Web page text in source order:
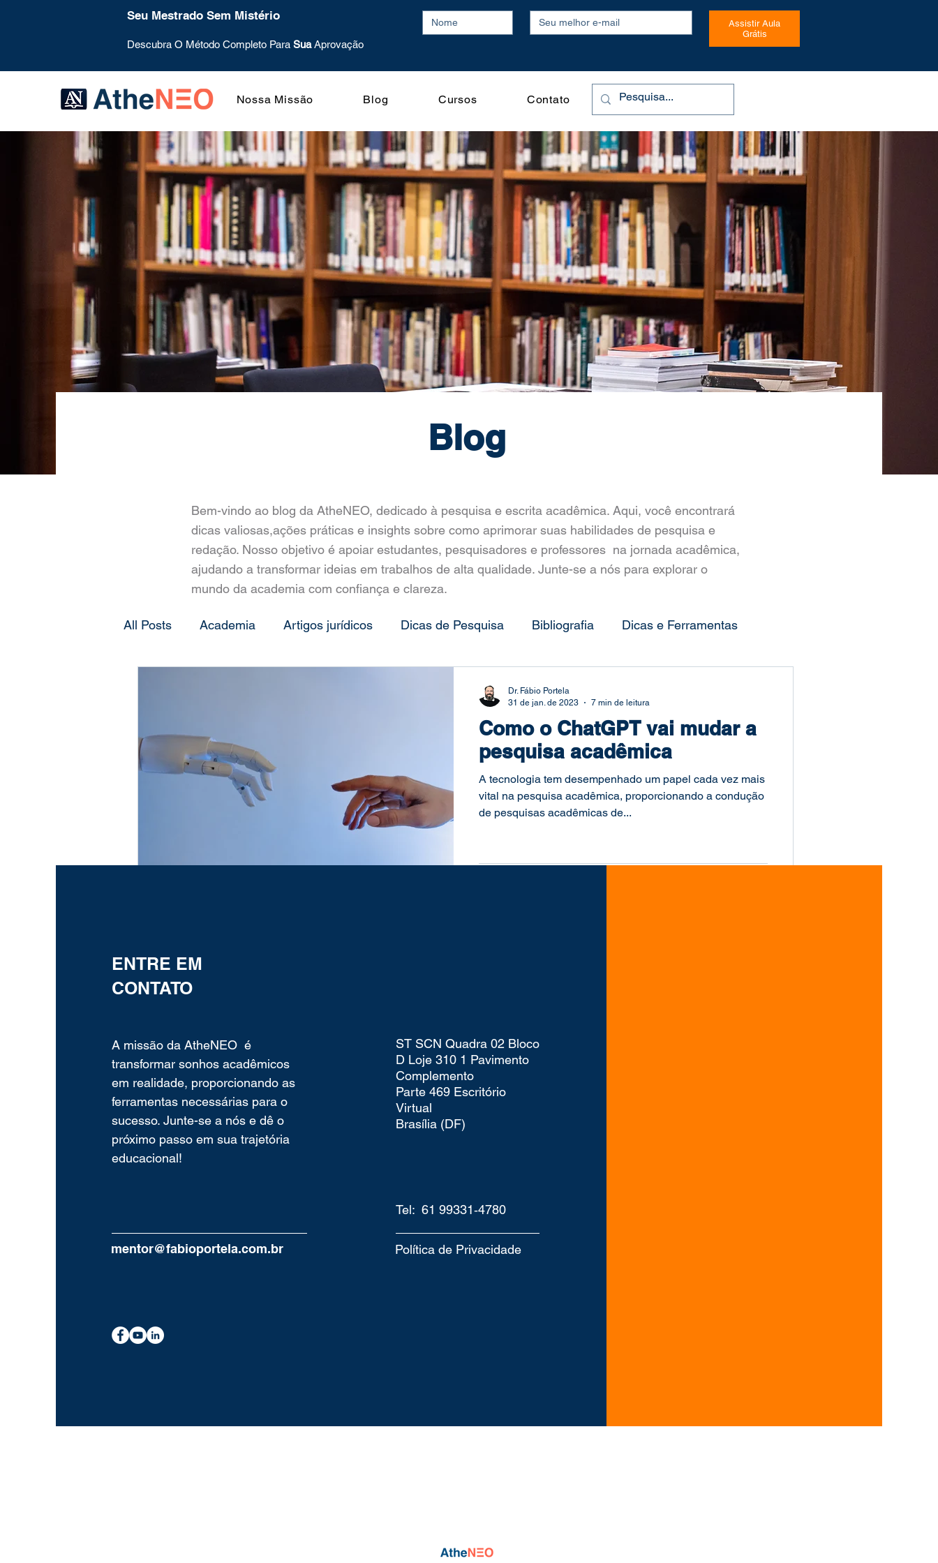
Seu Mestrado Sem Mistério
Descubra O Método Completo Para SuaAprovação
Assistir Aula
Grátis
Nossa Missão Blog Cursos Contato
Blog
Bem-vindo ao blog da AtheNEO, dedicado à pesquisa e escrita acadêmica. Aqui, você encontrará
dicas valiosas,ações práticas e insights sobre como aprimorar suas habilidades de pesquisa e
redação. Nosso objetivo é apoiar estudantes, pesquisadores e professores na jornada acadêmica,
ajudando a transformar ideias em trabalhos de alta qualidade. Junte-se a nós para explorar o
mundo da academia com confiança e clareza.
All Posts Academia Artigos jurídicos Dicas de Pesquisa Bibliografia Dicas e Ferramentas
Produtividade Projeto de Pesquisa Redação Publicações Acadêmicas
Redação Pesquisa Acadêmica Direito e Tecnologia pós-graduação Mestrado
Como o ChatGPT vai mudar a
pesquisa acadêmica
A tecnologia tem desempenhado um papel cada vez mais
vital na pesquisa acadêmica, proporcionando a condução
de pesquisas acadêmicas de...
Dr. Fábio Portela
31 de jan. de 2023
7 min de leitura
ENTRE EM
CONTATO
A missão da AtheNEO é
transformar sonhos acadêmicos
em realidade, proporcionando as
ferramentas necessárias para o
sucesso. Junte-se a nós e dê o
próximo passo em sua trajetória
educacional!
ST SCN Quadra 02 Bloco
D Loje 310 1 Pavimento
Complemento
Parte 469 Escritório
Virtual
Brasília (DF)
Tel: 61 99331‑4780‬
mentor@fabioportela.com.br Política de Privacidade